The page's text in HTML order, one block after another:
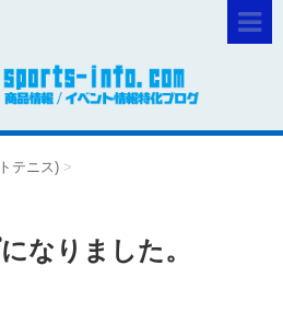
テニス) >
なりました。